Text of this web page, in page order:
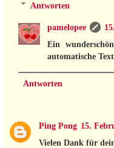
Antworten
pamelopee
Ein
automatische
Antworten
Ping Pong 15.
Vielen Dank für